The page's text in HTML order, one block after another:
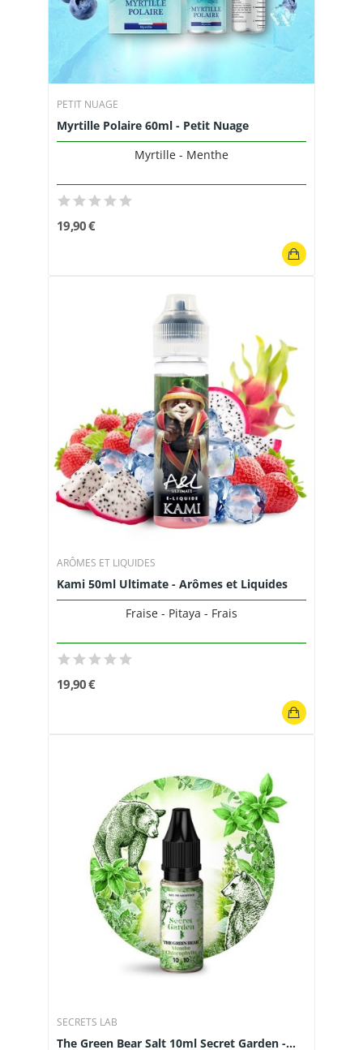
PETIT NUAGE
Myrtille Polaire 60ml - Petit Nuage
Myrtille - Menthe
19,90 €
ARÔMES ET LIQUIDES
Kami 50ml Ultimate - Arômes et Liquides
Fraise - Pitaya - Frais
19,90 €
SECRETS LAB
The Green Bear Salt 10ml Secret Garden -...